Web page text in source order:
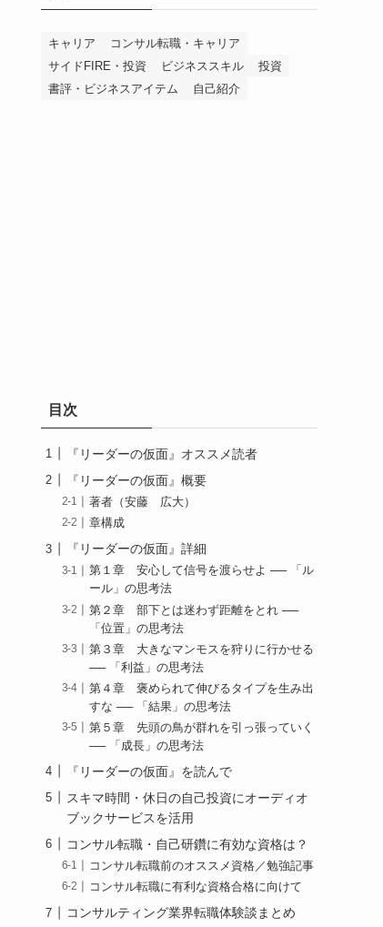
キャリア
コンサル転職・キャリア
サイドFIRE・投資
ビジネススキル
投資
書評・ビジネスアイテム
自己紹介
目次
『リーダーの仮面』オススメ読者
『リーダーの仮面』概要
著者（安藤 広大）
章構成
『リーダーの仮面』詳細
第１章 安心して信号を渡らせよ ── 「ル
ール」の思考法
第２章 部下とは迷わず距離をとれ ──
「位置」の思考法
第３章 大きなマンモスを狩りに行かせる
── 「利益」の思考法
第４章 褒められて伸びるタイプを生み出
すな ── 「結果」の思考法
第５章 先頭の鳥が群れを引っ張っていく
── 「成長」の思考法
『リーダーの仮面』を読んで
スキマ時間・休日の自己投資にオーディオ
ブックサービスを活用
コンサル転職・自己研鑽に有効な資格は？
コンサル転職前のオススメ資格／勉強記事
コンサル転職に有利な資格合格に向けて
コンサルティング業界転職体験談まとめ